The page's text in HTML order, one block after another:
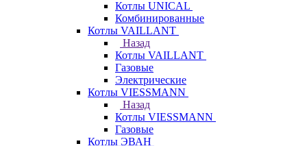
Котлы UNICAL
Комбинированные
Котлы VAILLANT
Назад
Котлы VAILLANT
Газовые
Электрические
Котлы VIESSMANN
Назад
Котлы VIESSMANN
Газовые
Котлы ЭВАН